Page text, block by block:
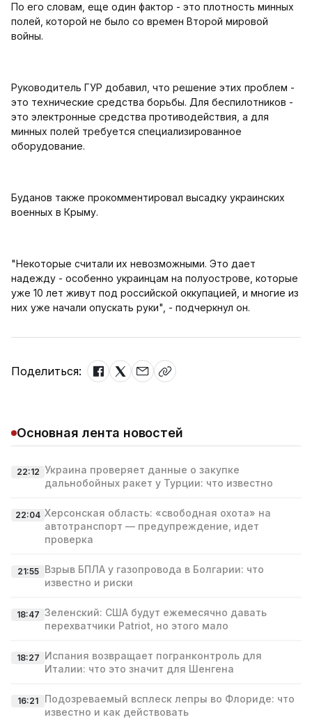
По его словам, еще один фактор - это плотность минных
полей, которой не было со времен Второй мировой
войны.
Руководитель ГУР добавил, что решение этих проблем -
это технические средства борьбы. Для беспилотников -
это электронные средства противодействия, а для
минных полей требуется специализированное
оборудование.
Буданов также прокомментировал высадку украинских
военных в Крыму.
"Некоторые считали их невозможными. Это дает
надежду - особенно украинцам на полуострове, которые
уже 10 лет живут под российской оккупацией, и многие из
них уже начали опускать руки", - подчеркнул он.
Поделиться:
Основная лента новостей
22:12 Украина проверяет данные о закупке
дальнобойных ракет у Турции: что известно
22:04 Херсонская область: «свободная охота» на
автотранспорт — предупреждение, идет
проверка
21:55
Взрыв БПЛА у газопровода в Болгарии: что
известно и риски
18:47 Зеленский: США будут ежемесячно давать
перехватчики Patriot, но этого мало
18:27 Испания возвращает погранконтроль для
Италии: что это значит для Шенгена
16:21
Подозреваемый всплеск лепры во Флориде: что
известно и как действовать